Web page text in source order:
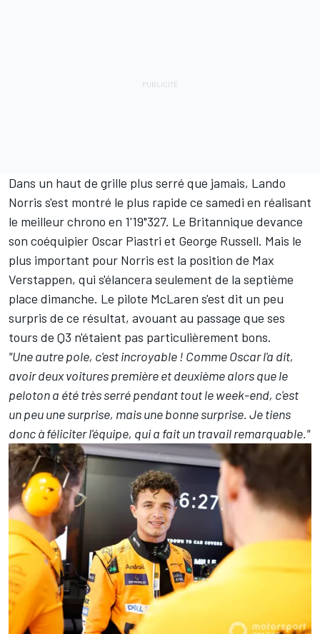
Dans un haut de grille plus serré que jamais, Lando
Norris s'est montré le plus rapide ce samedi en réalisant
le meilleur chrono en 1'19"327. Le Britannique devance
son coéquipier Oscar Piastri et George Russell. Mais le
plus important pour Norris est la position de Max
Verstappen, qui s'élancera seulement de la septième
place dimanche. Le pilote McLaren s'est dit un peu
surpris de ce résultat, avouant au passage que ses
tours de Q3 n'étaient pas particulièrement bons.
"Une autre pole, c'est incroyable ! Comme Oscar l'a dit,
avoir deux voitures première et deuxième alors que le
peloton a été très serré pendant tout le week-end, c'est
un peu une surprise, mais une bonne surprise. Je tiens
donc à féliciter l'équipe, qui a fait un travail remarquable."